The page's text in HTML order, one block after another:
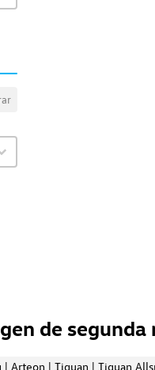
de segunda
| Arteon | Tiguan | Tiguan